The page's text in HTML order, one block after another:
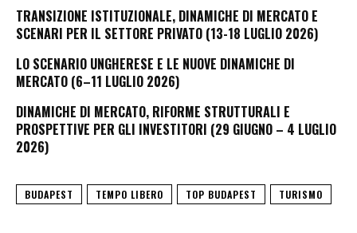
TRANSIZIONE ISTITUZIONALE, DINAMICHE DI MERCATO E
SCENARI PER IL SETTORE PRIVATO (13-18 LUGLIO 2026)
LO SCENARIO UNGHERESE E LE NUOVE DINAMICHE DI
MERCATO (6–11 LUGLIO 2026)
DINAMICHE DI MERCATO, RIFORME STRUTTURALI E
PROSPETTIVE PER GLI INVESTITORI (29 GIUGNO – 4 LUGLIO
2026)
BUDAPEST TEMPO LIBERO TOP BUDAPEST TURISMO